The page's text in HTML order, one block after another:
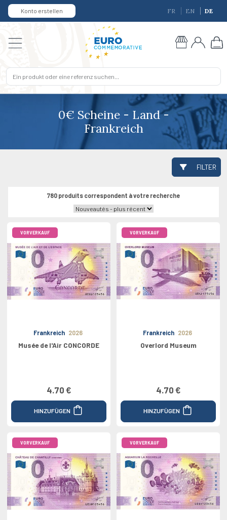
Konto erstellen FR EN DE
0€ Scheine - Land -
Frankreich
FILTER
780 produits correspondent à votre recherche
VORVERKAUF
Frankreich 2026
Musée de l'Air CONCORDE
4.70 €
HINZUFÜGEN
VORVERKAUF
Frankreich 2026
Overlord Museum
4.70 €
HINZUFÜGEN
VORVERKAUF VORVERKAUF